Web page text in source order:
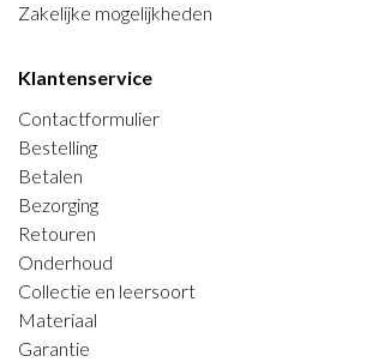
Zakelijke mogelijkheden
Klantenservice
Contactformulier
Bestelling
Betalen
Bezorging
Retouren
Onderhoud
Collectie en leersoort
Materiaal
Garantie